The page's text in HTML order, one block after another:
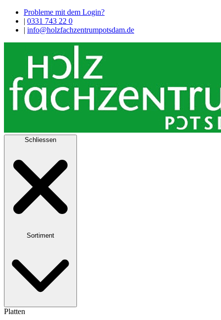
Probleme mit dem Login?
| 0331 743 22 0
| info@holzfachzentrumpotsdam.de
Schliessen
Sortiment
Platten